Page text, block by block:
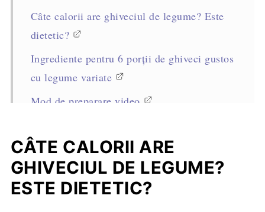
Câte calorii are ghiveciul de legume? Este
dietetic?
Ingrediente pentru 6 porții de ghiveci gustos
cu legume variate
Mod de preparare video
Mod de preparare pas cu pas (cu fotografii)
Variante și alte legume care pot fi folosite și
CÂTE CALORII ARE
GHIVECIUL DE LEGUME?
ESTE DIETETIC?